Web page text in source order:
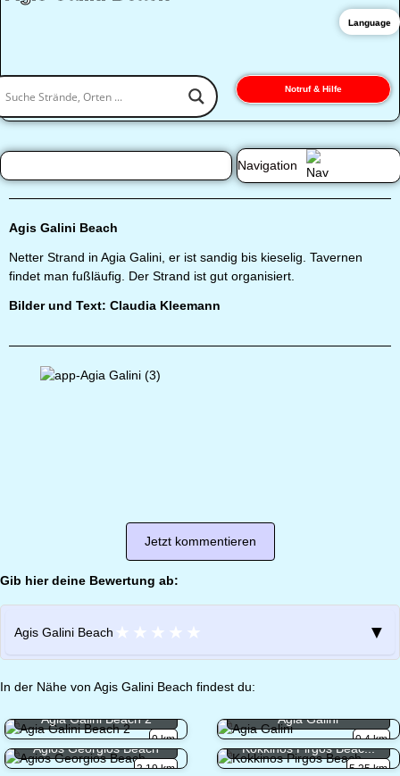
Notruf & Hilfe
Navigation
Agis Galini Beach
Netter Strand in Agia Galini, er ist sandig bis kieselig. Tavernen
findet man fußläufig. Der Strand ist gut organisiert.
Bilder und Text: Claudia Kleemann
Jetzt kommentieren
Gib hier deine Bewertung ab:
Agis Galini Beach ★ ★ ★ ★ ★ ▼
In der Nähe von Agis Galini Beach findest du:
0 km
Agia Galini Beach 2
0.4 km
Agia Galini
3.19 km
Agios Georgios Beach
5.25 km
Kokkinos Pirgos Beac...
Language